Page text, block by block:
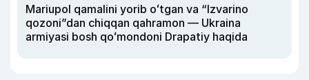
Mariupol qamalini yorib oʻtgan va “Izvarino
qozoni”dan chiqqan qahramon — Ukraina
armiyasi bosh qoʻmondoni Drapatiy haqida